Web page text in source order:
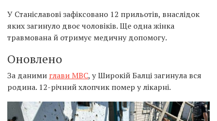
У Станіславові зафіксовано 12 прильотів, внаслідок
яких загинуло двоє чоловіків. Ще одна жінка
травмована й отримує медичну допомогу.
Оновлено
За даними глави МВС, у Широкій Балці загинула вся
родина. 12-річний хлопчик помер у лікарні.